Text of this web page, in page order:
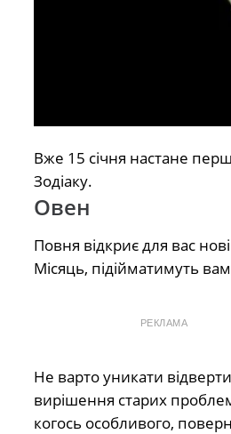
Вже 15 січня настане
Зодіаку.
Овен
Повня відкриє для вас
Місяць, підійматимуть
РЕКЛАМА
Не варто уникати
вирішення старих
когось особливого,